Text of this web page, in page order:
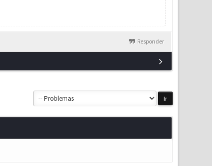
Responder